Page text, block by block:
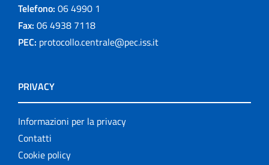
Telefono: 06 4990 1
Fax: 06 4938 7118
PEC: protocollo.centrale@pec.iss.it
PRIVACY
Informazioni per la privacy
Contatti
Cookie policy